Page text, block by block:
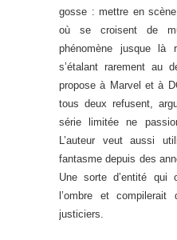
gosse : mettre en
où se croisent de
phénomène jusque là
s’étalant rarement au
propose à Marvel et à
tous deux refusent,
série limitée ne
L’auteur veut aussi
fantasme depuis des
Une sorte d’entité qui
l’ombre et
justiciers.